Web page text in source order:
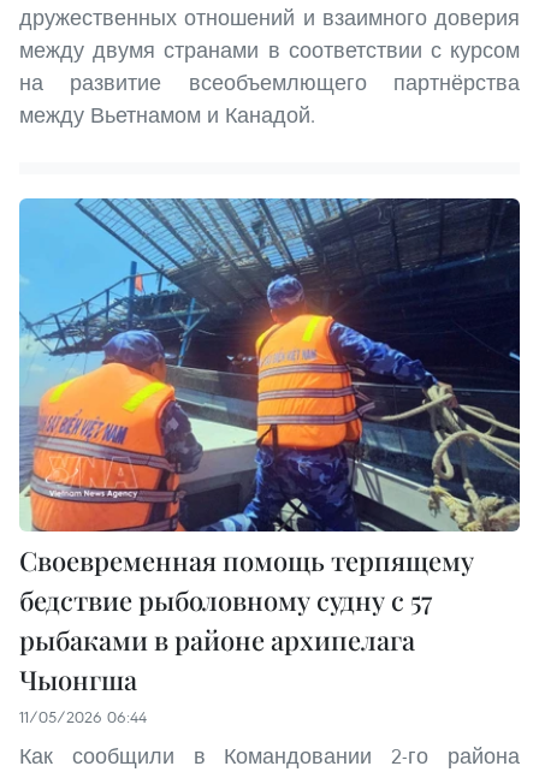
дружественных отношений и взаимного доверия
между двумя странами в соответствии с курсом
на развитие всеобъемлющего партнёрства
между Вьетнамом и Канадой.
Своевременная помощь терпящему
бедствие рыболовному судну с 57
рыбаками в районе архипелага
Чыонгша
11/05/2026 06:44
Как сообщили в Командовании 2-го района